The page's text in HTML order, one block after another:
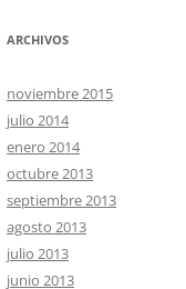
ARCHIVOS
noviembre 2015
julio 2014
enero 2014
octubre 2013
septiembre 2013
agosto 2013
julio 2013
junio 2013